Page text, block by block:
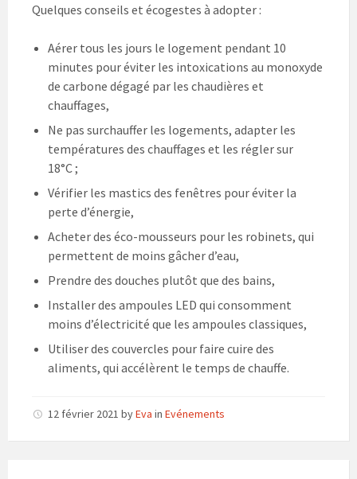
Quelques conseils et écogestes à adopter :
Aérer tous les jours le logement pendant 10
minutes pour éviter les intoxications au monoxyde
de carbone dégagé par les chaudières et
chauffages,
Ne pas surchauffer les logements, adapter les
températures des chauffages et les régler sur
18°C ;
Vérifier les mastics des fenêtres pour éviter la
perte d’énergie,
Acheter des éco-mousseurs pour les robinets, qui
permettent de moins gâcher d’eau,
Prendre des douches plutôt que des bains,
Installer des ampoules LED qui consomment
moins d’électricité que les ampoules classiques,
Utiliser des couvercles pour faire cuire des
aliments, qui accélèrent le temps de chauffe.
12 février 2021 byEva in Evénements